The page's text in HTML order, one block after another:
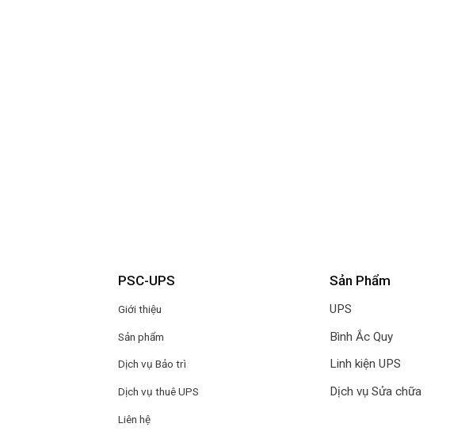
PSC-UPS
Giới thiệu
Sản phẩm
Dịch vụ Bảo trì
Dịch vụ thuê UPS
Liên hệ
Sản Phẩm
UPS
Bình Ắc Quy
Linh kiện UPS
Dịch vụ Sửa chữa